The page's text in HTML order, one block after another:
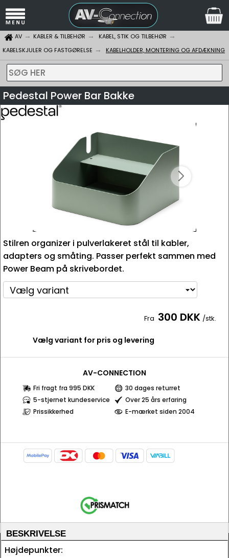
AV KABLER & TILBEHØR
KABEL, STIK OG TILBEHØR
KABELSKJULER OG FASTGØRELSE
KABELHOLDER, MONTERING OG AFDÆKNING
SØG HER
Pedestal Power Bar Bakke
Stilren organizer i pulverlakeret stål til kabler,
adapters og småting. Passer perfekt sammen med
Power Beam på skrivebordet.
Fra 300 DKK /stk.
Vælg variant for pris og levering
AV-CONNECTION
Fri fragt fra 995 DKK
30 dages returret
5-stjernet kundeservice
Over 25 års erfaring
Prissikkerhed
E-mærket siden 2004
BESKRIVELSE
Højdepunkter: